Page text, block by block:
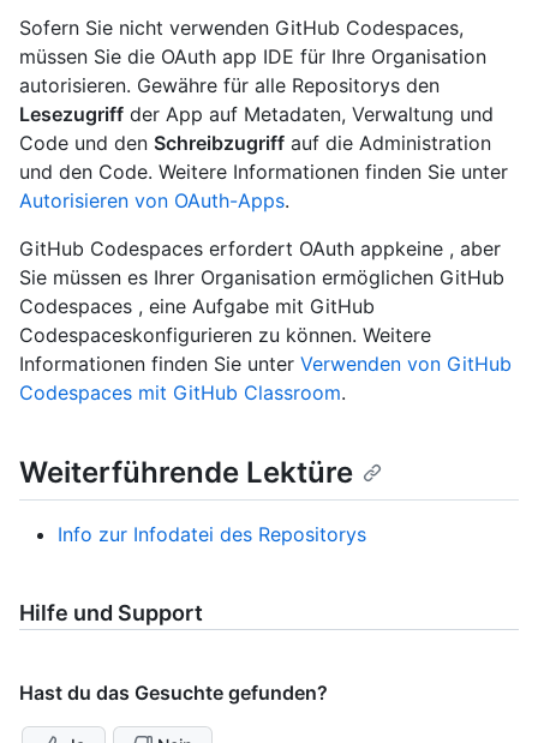
Sofern Sie nicht verwenden GitHub Codespaces,
müssen Sie die OAuth app IDE für Ihre Organisation
autorisieren. Gewähre für alle Repositorys den
Lesezugriff der App auf Metadaten, Verwaltung und
Code und den Schreibzugriff auf die Administration
und den Code. Weitere Informationen finden Sie unter
Autorisieren von OAuth-Apps.
GitHub Codespaces erfordert OAuth appkeine , aber
Sie müssen es Ihrer Organisation ermöglichen GitHub
Codespaces , eine Aufgabe mit GitHub
Codespaceskonfigurieren zu können. Weitere
Informationen finden Sie unter Verwenden von GitHub
Codespaces mit GitHub Classroom.
Weiterführende Lektüre
Info zur Infodatei des Repositorys
Hilfe und Support
Hast du das Gesuchte gefunden?